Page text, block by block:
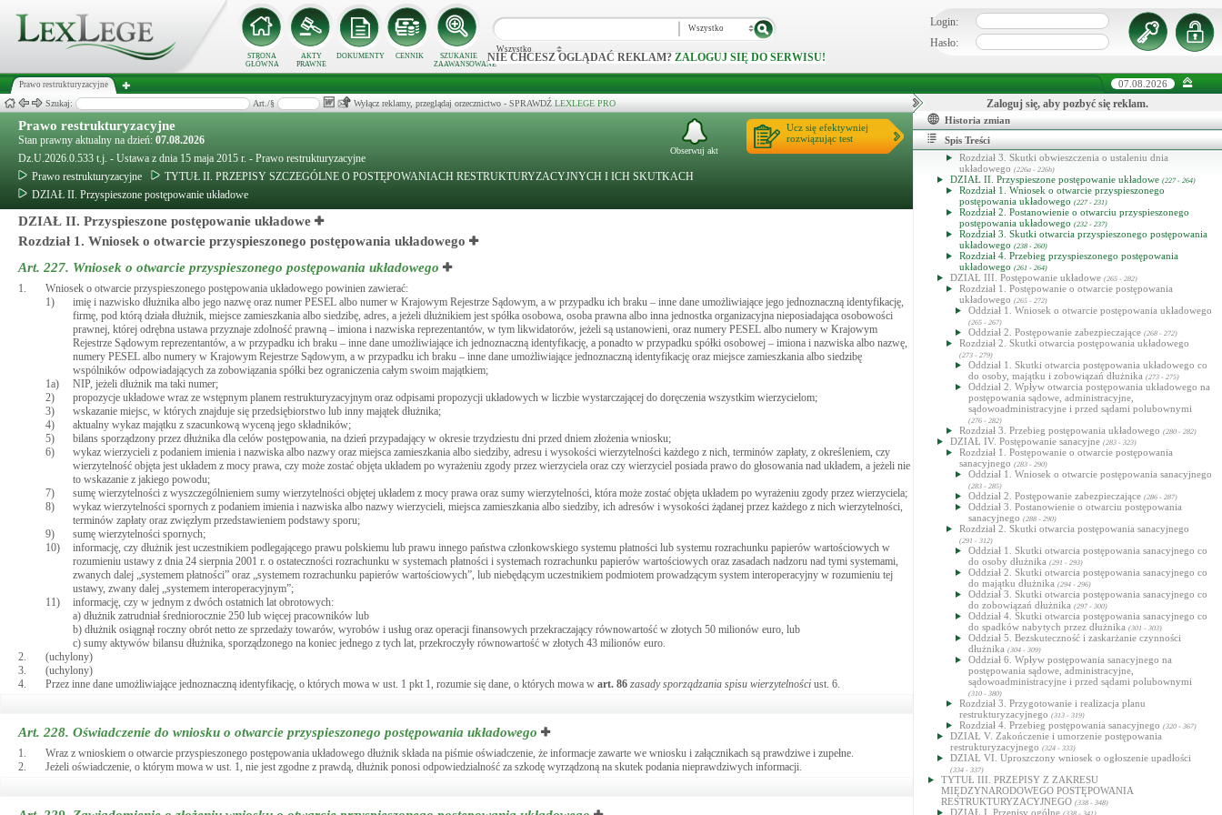
STRONA
GŁÓWNA
AKTY
PRAWNE
DOKUMENTY CENNIK
SZUKANIE
ZAAWANSOWANE
Wszystko
Wszystko
NIE CHCESZ OGLĄDAĆ REKLAM? ZALOGUJ SIĘ DO SERWISU!
Login:
Hasło:
Prawo restrukturyzacyjne 07.08.2026
Szukaj: Art./§ Wyłącz reklamy, przeglądaj orzecznictwo - SPRAWDŹ LEXLEGE PRO
Prawo restrukturyzacyjne
Stan prawny aktualny na dzień: 07.08.2026
Dz.U.2026.0.533 t.j. - Ustawa z dnia 15 maja 2015 r. - Prawo restrukturyzacyjne
Prawo restrukturyzacyjne
TYTUŁ II. PRZEPISY SZCZEGÓLNE O POSTĘPOWANIACH RESTRUKTURYZACYJNYCH I ICH SKUTKACH
DZIAŁ II. Przyspieszone postępowanie układowe
Ucz się efektywniej
rozwiązując test
Obserwuj akt
DZIAŁ II. Przyspieszone postępowanie układowe
Rozdział 1. Wniosek o otwarcie przyspieszonego postępowania układowego
Art. 227. Wniosek o otwarcie przyspieszonego postępowania układowego
1.
Wniosek o otwarcie przyspieszonego postępowania układowego powinien zawierać:
1)
imię i nazwisko dłużnika albo jego nazwę oraz numer PESEL albo numer w Krajowym Rejestrze Sądowym, a w przypadku ich braku – inne dane umożliwiające jego jednoznaczną identyfikację,
firmę, pod którą działa dłużnik, miejsce zamieszkania albo siedzibę, adres, a jeżeli dłużnikiem jest spółka osobowa, osoba prawna albo inna jednostka organizacyjna nieposiadająca osobowości
prawnej, której odrębna ustawa przyznaje zdolność prawną – imiona i nazwiska reprezentantów, w tym likwidatorów, jeżeli są ustanowieni, oraz numery PESEL albo numery w Krajowym
Rejestrze Sądowym reprezentantów, a w przypadku ich braku – inne dane umożliwiające ich jednoznaczną identyfikację, a ponadto w przypadku spółki osobowej – imiona i nazwiska albo nazwę,
numery PESEL albo numery w Krajowym Rejestrze Sądowym, a w przypadku ich braku – inne dane umożliwiające jednoznaczną identyfikację oraz miejsce zamieszkania albo siedzibę
wspólników odpowiadających za zobowiązania spółki bez ograniczenia całym swoim majątkiem;
1a)
NIP, jeżeli dłużnik ma taki numer;
2)
propozycje układowe wraz ze wstępnym planem restrukturyzacyjnym oraz odpisami propozycji układowych w liczbie wystarczającej do doręczenia wszystkim wierzycielom;
3)
wskazanie miejsc, w których znajduje się przedsiębiorstwo lub inny majątek dłużnika;
4)
aktualny wykaz majątku z szacunkową wyceną jego składników;
5)
bilans sporządzony przez dłużnika dla celów postępowania, na dzień przypadający w okresie trzydziestu dni przed dniem złożenia wniosku;
6)
wykaz wierzycieli z podaniem imienia i nazwiska albo nazwy oraz miejsca zamieszkania albo siedziby, adresu i wysokości wierzytelności każdego z nich, terminów zapłaty, z określeniem, czy
wierzytelność objęta jest układem z mocy prawa, czy może zostać objęta układem po wyrażeniu zgody przez wierzyciela oraz czy wierzyciel posiada prawo do głosowania nad układem, a jeżeli nie
to wskazanie z jakiego powodu;
7)
sumę wierzytelności z wyszczególnieniem sumy wierzytelności objętej układem z mocy prawa oraz sumy wierzytelności, która może zostać objęta układem po wyrażeniu zgody przez wierzyciela;
8)
wykaz wierzytelności spornych z podaniem imienia i nazwiska albo nazwy wierzycieli, miejsca zamieszkania albo siedziby, ich adresów i wysokości żądanej przez każdego z nich wierzytelności,
terminów zapłaty oraz zwięzłym przedstawieniem podstawy sporu;
9)
sumę wierzytelności spornych;
10)
informację, czy dłużnik jest uczestnikiem podlegającego prawu polskiemu lub prawu innego państwa członkowskiego systemu płatności lub systemu rozrachunku papierów wartościowych w
rozumieniu ustawy z dnia 24 sierpnia 2001 r. o ostateczności rozrachunku w systemach płatności i systemach rozrachunku papierów wartościowych oraz zasadach nadzoru nad tymi systemami,
zwanych dalej „systemem płatności” oraz „systemem rozrachunku papierów wartościowych”, lub niebędącym uczestnikiem podmiotem prowadzącym system interoperacyjny w rozumieniu tej
ustawy, zwany dalej „systemem interoperacyjnym”;
11)
informację, czy w jednym z dwóch ostatnich lat obrotowych:
a) dłużnik zatrudniał średniorocznie 250 lub więcej pracowników lub
b) dłużnik osiągnął roczny obrót netto ze sprzedaży towarów, wyrobów i usług oraz operacji finansowych przekraczający równowartość w złotych 50 milionów euro, lub
c) sumy aktywów bilansu dłużnika, sporządzonego na koniec jednego z tych lat, przekroczyły równowartość w złotych 43 milionów euro.
2.
(uchylony)
3.
(uchylony)
4.
Przez inne dane umożliwiające jednoznaczną identyfikację, o których mowa w ust. 1 pkt 1, rozumie się dane, o których mowa w art. 86 zasady sporządzania spisu wierzytelności ust. 6.
Art. 228. Oświadczenie do wniosku o otwarcie przyspieszonego postępowania układowego
1.
Wraz z wnioskiem o otwarcie przyspieszonego postępowania układowego dłużnik składa na piśmie oświadczenie, że informacje zawarte we wniosku i załącznikach są prawdziwe i zupełne.
2.
Jeżeli oświadczenie, o którym mowa w ust. 1, nie jest zgodne z prawdą, dłużnik ponosi odpowiedzialność za szkodę wyrządzoną na skutek podania nieprawdziwych informacji.
Zaloguj się, aby pozbyć się reklam.
Historia zmian
Spis Treści
Rozdział 3. Zatwierdzenie układu(164 - 165)
Rozdział 4. Skutki układu(166 - 172)
Rozdział 5. Zmiana układu (173 - 175)
Rozdział 6. Uchylenie i wygaśnięcie układu(176 - 209)
TYTUŁ II. PRZEPISY SZCZEGÓLNE O POSTĘPOWANIACH
RESTRUKTURYZACYJNYCH I ICH SKUTKACH
DZIAŁ I. Postępowanie o zatwierdzenie układu
Rozdział 1. Przepisy wstępne
Rozdział 2. Przebieg postępowania o zatwierdzenie układu
(211a - 226)
Rozdział 3. Skutki obwieszczenia o ustaleniu dnia
układowego (226a - 226h)
DZIAŁ II. Przyspieszone postępowanie układowe (227 - 264)
Rozdział 1. Wniosek o otwarcie przyspieszonego
postępowania układowego (227 - 231)
Rozdział 2. Postanowienie o otwarciu przyspieszonego
postępowania układowego (232 - 237)
Rozdział 3. Skutki otwarcia przyspieszonego postępowania
układowego (238 - 260)
Rozdział 4. Przebieg przyspieszonego postępowania
układowego (261 - 264)
DZIAŁ III. Postępowanie układowe (265 - 282)
Rozdział 1. Postępowanie o otwarcie postępowania
układowego (265 - 272)
Oddział 1. Wniosek o otwarcie postępowania układowego
(265 - 267)
Oddział 2. Postępowanie zabezpieczające (268 - 272)
Rozdział 2. Skutki otwarcia postępowania układowego
(273 - 279)
Oddział 1. Skutki otwarcia postępowania układowego co
do osoby, majątku i zobowiązań dłużnika (273 - 275)
Oddział 2. Wpływ otwarcia postępowania układowego na
postępowania sądowe, administracyjne,
sądowoadministracyjne i przed sądami polubownymi
(276 - 282)
Rozdział 3. Przebieg postępowania układowego (280 - 282)
DZIAŁ IV. Postępowanie sanacyjne (283 - 323)
Rozdział 1. Postępowanie o otwarcie postępowania
sanacyjnego (283 - 290)
Oddział 1. Wniosek o otwarcie postępowania sanacyjnego
(283 - 285)
Oddział 2. Postępowanie zabezpieczające (286 - 287)
Oddział 3. Postanowienie o otwarciu postępowania
sanacyjnego (288 - 290)
Rozdział 2. Skutki otwarcia postępowania sanacyjnego
(291 - 312)
Oddział 1. Skutki otwarcia postępowania sanacyjnego co
do osoby dłużnika (291 - 293)
Oddział 2. Skutki otwarcia postępowania sanacyjnego co
do majątku dłużnika (294 - 296)
Oddział 3. Skutki otwarcia postępowania sanacyjnego co
do zobowiązań dłużnika (297 - 300)
Oddział 4. Skutki otwarcia postępowania sanacyjnego co
do spadków nabytych przez dłużnika (301 - 303)
Oddział 5. Bezskuteczność i zaskarżanie czynności
dłużnika (304 - 309)
Oddział 6. Wpływ postępowania sanacyjnego na
postępowania sądowe, administracyjne,
sądowoadministracyjne i przed sądami polubownymi
(310 - 380)
Rozdział 3. Przygotowanie i realizacja planu
restrukturyzacyjnego (313 - 319)
Rozdział 4. Przebieg postępowania sanacyjnego (320 - 367)
DZIAŁ V. Zakończenie i umorzenie postępowania
restrukturyzacyjnego (324 - 333)
DZIAŁ VI. Uproszczony wniosek o ogłoszenie upadłości
(334 - 337)
TYTUŁ III. PRZEPISY Z ZAKRESU
MIĘDZYNARODOWEGO POSTĘPOWANIA
RESTRUKTURYZACYJNEGO (338 - 348)
DZIAŁ I. Przepisy ogólne